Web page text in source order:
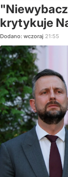
krytykuje
Dodano: wczoraj 21:55